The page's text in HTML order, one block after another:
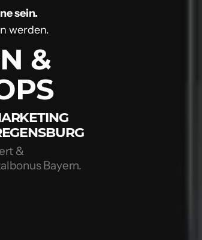
sein.
werden.
&
&
Bayern.